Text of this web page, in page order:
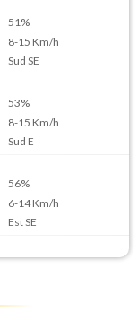
51%
8-15 Km/h
Sud SE
53%
8-15 Km/h
Sud E
56%
6-14Km/h
Est SE